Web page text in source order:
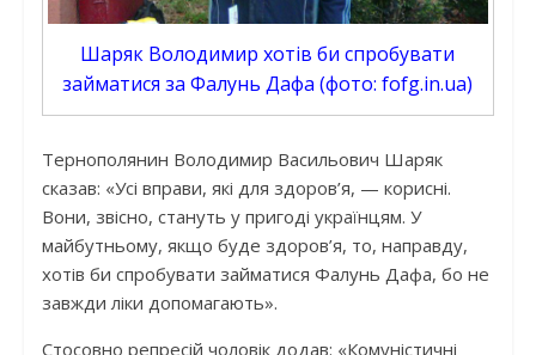
Шаряк Володимир хотів би спробувати
займатися за Фалунь Дафа (фото: fofg.in.ua)
Тернополянин Володимир Васильович Шаряк
сказав: «Усі вправи, які для здоров’я, — корисні.
Вони, звісно, стануть у пригоді українцям. У
майбутньому, якщо буде здоров’я, то, направду,
хотів би спробувати займатися Фалунь Дафа, бо не
завжди ліки допомагають».
Стосовно репресій чоловік додав: «Комуністичні